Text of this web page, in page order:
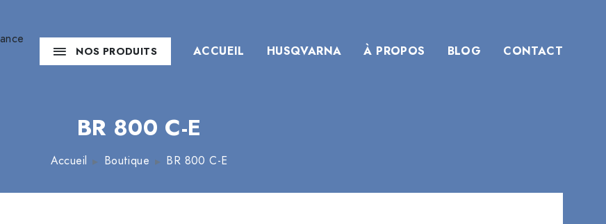
NOS PRODUITS ACCUEIL HUSQVARNA À PROPOS BLOG CONTACT
BR 800 C-E
Accueil Boutique BR 800 C-E